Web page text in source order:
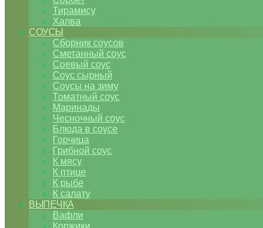
Тирамису
Халва
СОУСЫ
Сборник соусов
Сметанный соус
Соевый соус
Соус сырный
Соусы на зиму
Томатный соус
Маринады
Чесночный соус
Блюда в соусе
Горчица
Грибной соус
К мясу
К птице
К рыбе
К салату
ВЫПЕЧКА
Вафли
Коржики